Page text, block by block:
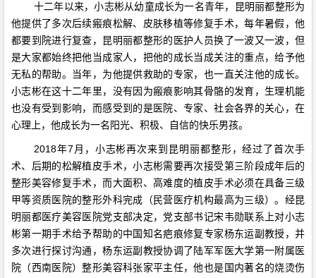
十二年以来，小志彬从幼童成长为一名青年，昆明丽都整形为
他提供了多次后续瘢痕松解、皮肤移植等修复手术，每年暑假，他
都要到院进行复查，昆明丽都整形的医护人员换了一波又一波，但
是大家都始终把他当成家人，把他的成长当成关注的重点，给予他
无私的帮助。当年，为他提供救助的专家，也一直关注他的成长。
小志彬在这十二年里，没有因为瘢痕影响其骨骼的发育，生理机能
也没有受到影响，而感受到的是医院、专家、社会各界的关心，在
心理上，他成长为一名阳光、积极、自信的快乐男孩。
2018年7月，小志彬再次来到昆明丽都整形，经过了首次手
术、后期的松解植皮手术，小志彬需要再次接受第三阶段成年后的
整形美容修复手术，而大面积、高难度的植皮手术必须在具备三级
甲等资质医院的整形外科完成（民营医疗机构最高为三级）。经昆
明丽都医疗美容医院党支部决定，党支部书记宋韦勋联系上对小志
彬第一期手术给予帮助的中国知名疤痕修复专家杨东运副教授，并
多次进行探讨沟通，杨东运副教授协调了陆军军医大学第一附属医
院（西南医院）整形美容科张家平主任，他也是国内著名的烧烫伤